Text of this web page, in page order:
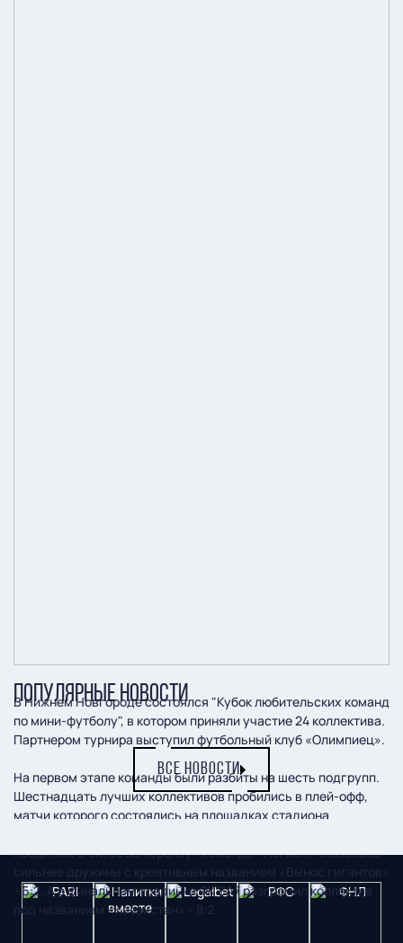
В Нижнем Новгороде состоялся "Кубок любительских команд
по мини-футболу", в котором приняли участие 24 коллектива.
Партнером турнира выступил футбольный клуб «Олимпиец».
На первом этапе команды были разбиты на шесть подгрупп.
Шестнадцать лучших коллективов пробились в плей-офф,
матчи которого состоялись на площадках стадиона
поединки. В битве за «бронзу» команда «Легион» оказалась
сильнее дружины с креативным названием «Вынос гигантов»
- 6:2. А в финальном поединке ФК ЕА7 разгромил коллектив
под названием «Казахстан» - 8:2.
ПОПУЛЯРНЫЕ НОВОСТИ
ВСЕ НОВОСТИ